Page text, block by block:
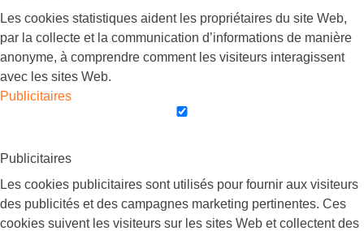
Les cookies statistiques aident les propriétaires du site Web,
par la collecte et la communication d’informations de manière
anonyme, à comprendre comment les visiteurs interagissent
avec les sites Web.
Publicitaires
Publicitaires
Les cookies publicitaires sont utilisés pour fournir aux visiteurs
des publicités et des campagnes marketing pertinentes. Ces
cookies suivent les visiteurs sur les sites Web et collectent des